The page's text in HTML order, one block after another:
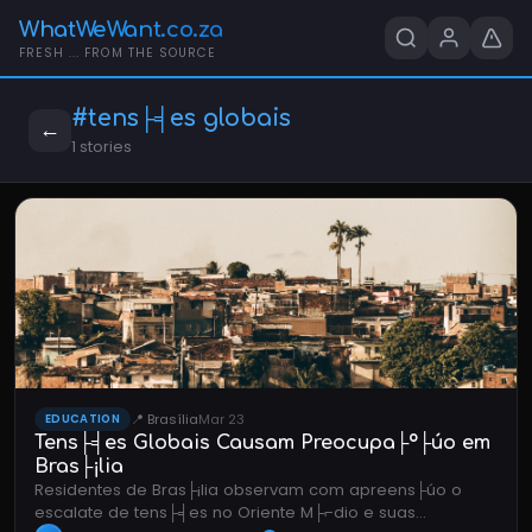
WhatWeWant.co.za
FRESH ... FROM THE SOURCE
← #tens├╡es globais
1 stories
EDUCATION 📍 BrasíliaMar 23
Tens├╡es Globais Causam Preocupa├º├úo em
Bras├¡lia
Residentes de Bras├¡lia observam com apreens├úo o
escalate de tens├╡es no Oriente M├⌐dio e suas